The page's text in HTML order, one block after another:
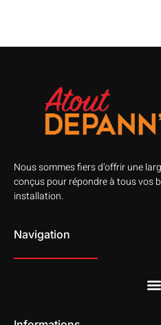
Nous sommes fiers d’offrir une
conçus pour répondre à tous vos
installation.
Navigation